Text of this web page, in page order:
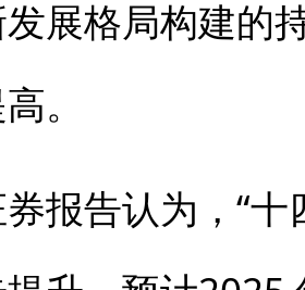
展格局构建的
。
告认为，“十